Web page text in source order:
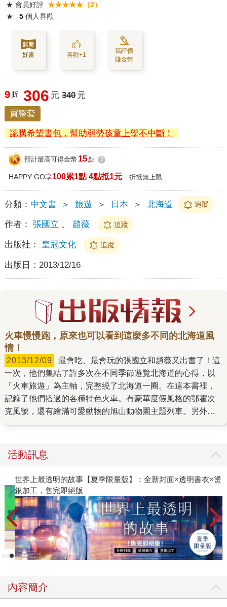
★ 會員好評 ★★★★★（2）
★
5 個人喜歡
好書 喜歡+1
寫評價
賺金幣
9 折 306 元 340 元
買整套
認購希望書包，幫助弱勢孩童上學不中斷！
預計最高可得金幣 15點 ?
HAPPY GO享100累1點 4點抵1元 折抵無上限
分類： 中文書 ＞ 旅遊 ＞ 日本 ＞ 北海道 追蹤
作者： 張國立 、 趙薇 追蹤
出版社： 皇冠文化 追蹤
出版日： 2013/12/16
火車慢慢跑，原來也可以看到這麼多不同的北海道風
情！
2013/12/09
一次，他們集結了許多次在不同季節遊覽北海道的心得，以
「火車旅遊」為主軸，完整繞了北海道一圈。在這本書裡，
記錄了他們搭過的各種特色火車。有豪華度假風格的鄂霍次
克風號，還有繪滿可愛動物的旭山動物園主題列車。另外，
通工具，讀著這本書，便會發現：原來有些風景只有搭火車
才能看得到！誠如趙薇在書中所說的：「只有搭上火車，嘴
巴才能專心吃美食，眼睛才能專心看風景。」火車慢慢跑，
原來也可以看到這麼多不同的北海道風情！ 很少有這樣一本
書，讓編輯在閱讀的過程中就充滿幸福感……無論是令人心
曠神怡的富良野薰衣草、遼闊花田，或是網走驚人的流冰景
觀，以及各大城市舉辦的雪祭，都讓身在亞熱帶台灣的編輯
感到嚮往不已！在溝通討論的過程中，作者形容北海道是個
不同於日本其他大城市的地方，充滿豐饒的自然景觀，更有
看過的北海道》預計2013年12月16日出版。
活動訊息
世界上最透明的故事【夏季限量版】：全新封面×透明書衣×燙
銀加工，售完即絕版
內容簡介